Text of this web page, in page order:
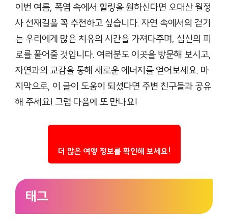
이번 여름, 폭염 속에서 힐링을 원하신다면 오대산 월정
사 선재길을 꼭 추천하고 싶습니다. 자연 속에서의 걷기
는 우리에게 많은 치유의 시간을 가져다주며, 심신의 피
로를 풀어줄 것입니다. 여러분도 이곳을 방문해 보시고,
자연과의 교감을 통해 새로운 에너지를 얻어보세요. 마
지막으로, 이 글이 도움이 되셨다면 주변 친구들과 공유
해 주세요! 그럼 다음에 또 만나요!
더 많은 여행 정보를 확인해 보세요!
태그